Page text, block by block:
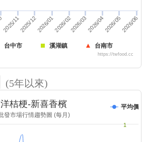
台中市 溪湖鎮
台南市
2025/112025/122026/012026/022026/032026/042026/052026/06
https://twfood.cc
(5年以來)
洋桔梗-新喜香檳
發市場行情趨勢圖 (每月)
平均價
1